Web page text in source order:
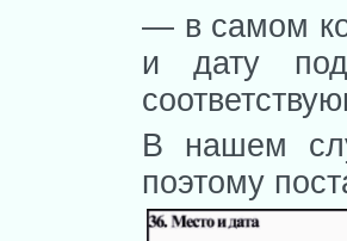
— в самом
и дату
В нашем
поэтому